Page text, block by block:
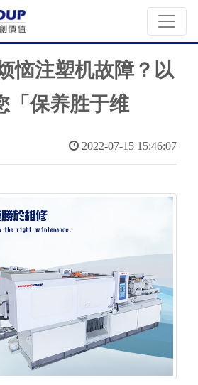
恼注塑机故障？以
「保养胜于维
2022-07-15 15:46:07